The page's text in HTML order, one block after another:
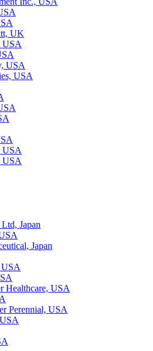
UK
USA
USA
USA
USA
USA
Japan
Japan
USA
Healthcare, USA
Perennial, USA